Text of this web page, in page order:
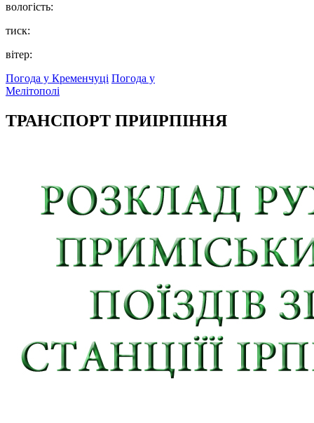
вологість:
тиск:
вітер:
Погода у Кременчуці Погода у
Мелітополі
ТРАНСПОРТ ПРИІРПІННЯ